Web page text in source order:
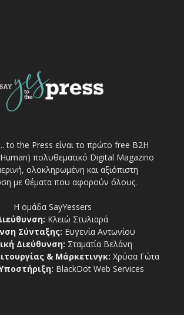
to the Press είναι το πρώτο free Β2Η
πολυθεματικό Digital Magazino
ολοκληρωμένη και αξιόπιστη
με θέματα που αφορούν όλους.
Η ομάδα SayYessers
Κλειώ Στυλιαρά
Σύνταξης: Ευγενία Αντωνίου
Διεύθυνση: Σταματία Βελάνη
& Μάρκετινγκ: Χρύσα Γώτα
BlackDot Web Services